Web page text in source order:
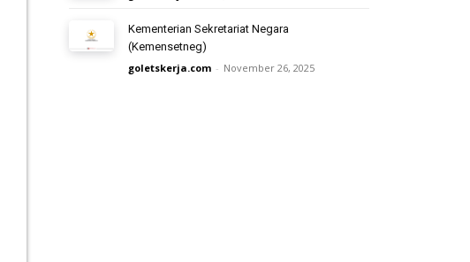
Kementerian Sekretariat Negara
(Kemensetneg)
goletskerja.com - November 26, 2025